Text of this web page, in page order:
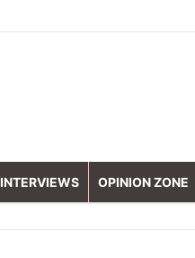
INTERVIEWS OPINION ZONE